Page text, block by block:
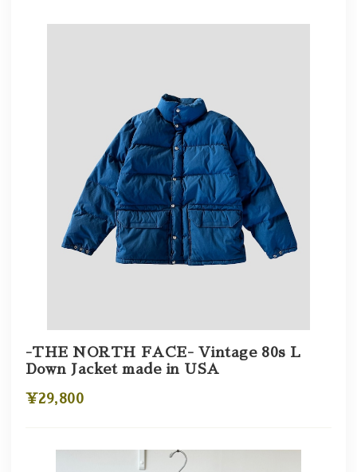
-THE NORTH FACE- Vintage 80s L
Down Jacket made in USA
¥29,800